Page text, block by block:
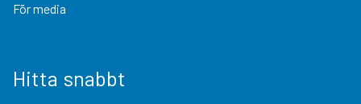
För media
Hitta snabbt